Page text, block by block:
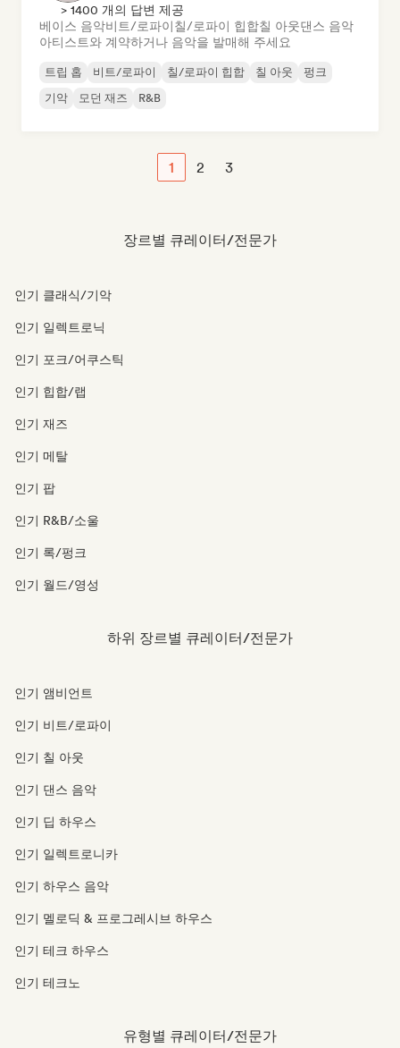
> 1400 개의 답변 제공
베이스 음악비트/로파이칠/로파이 힙합칠 아웃댄스 음악
아티스트와 계약하거나 음악을 발매해 주세요
트립 홉 비트/로파이 칠/로파이 힙합 칠 아웃
펑크
기악
모던 재즈 R&B
1 2 3
장르별 큐레이터/전문가
인기 클래식/기악
인기 일렉트로닉
인기 포크/어쿠스틱
인기 힙합/랩
인기 재즈
인기 메탈
인기 팝
인기 R&B/소울
인기 록/펑크
인기 월드/영성
하위 장르별 큐레이터/전문가
인기 앰비언트
인기 비트/로파이
인기 칠 아웃
인기 댄스 음악
인기 딥 하우스
인기 일렉트로니카
인기 하우스 음악
인기 멜로딕 & 프로그레시브 하우스
인기 테크 하우스
인기 테크노
유형별 큐레이터/전문가